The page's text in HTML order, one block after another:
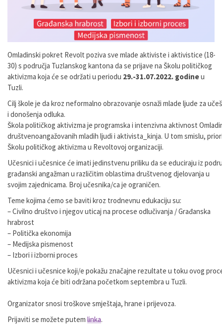
Omladinski pokret Revolt poziva sve mlade aktiviste i aktivistice (18-
30) s područja Tuzlanskog kantona da se prijave na Školu političkog
aktivizma koja će se održati u periodu 29.-31.07.2022. godineu
Tuzli.
Cilj škole je da kroz neformalno obrazovanje osnaži mlade ljude za
i donošenja odluka.
Škola političkog aktivizma je programska i intenzivna aktivnost
društvenoangažovanih mladih ljudi i aktivista_kinja. U tom smislu,
Školu političkog aktivizma u Revoltovoj organizaciji.
Učesnici i učesnice će imati jedinstvenu priliku da se educiraju iz
građanski angažman u različitim oblastima društvenog djelovanja u
svojim zajednicama. Broj učesnika/ca je ograničen.
Teme kojima ćemo se baviti kroz trodnevnu edukaciju su:
–Civilno društvo i njegov uticaj na procese odlučivanja / Građanska
hrabrost
– Politička ekonomija
– Medijska pismenost
– Izbori i izborni proces
Učesnici i učesnice koji/e pokažu značajne rezultate u toku ovog
aktivizma koja će biti održana početkom septembra u Tuzli.
Organizator snosi troškove smještaja, hrane i prijevoza.
Prijaviti se možete putem linka.